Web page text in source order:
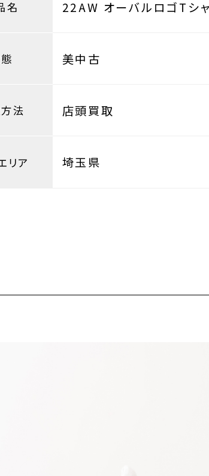
名 22AW オーバルロゴT
美中古
法 店頭買取
リア 埼玉県